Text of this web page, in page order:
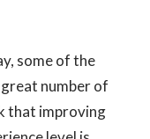
some of the
number of
that improving